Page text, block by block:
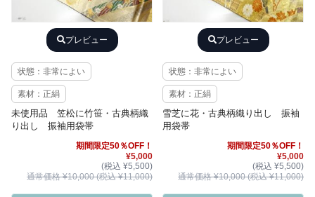
プレビュー
状態：非常によい
素材：正絹
未使用品 笠松に竹笹・古典柄織
り出し 振袖用袋帯
期間限定50％OFF！
¥5,000
(税込 ¥5,500)
通常価格 ¥10,000 (税込 ¥11,000)
プレビュー
状態：非常によい
素材：正絹
雪芝に花・古典柄織り出し 振袖
用袋帯
期間限定50％OFF！
¥5,000
(税込 ¥5,500)
通常価格 ¥10,000 (税込 ¥11,000)